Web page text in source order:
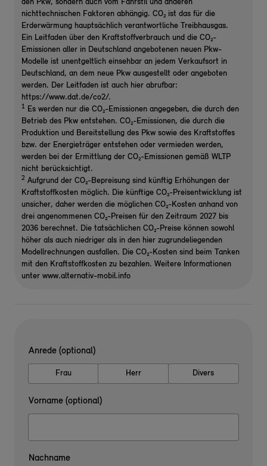
den Pkw, sondern auch vom Fahrstil und anderen
nichttechnischen Faktoren abhängig. CO₂ ist das für die
Erderwärmung hauptsächlich verantwortliche Treibhausgas.
Ein Leitfaden über den Kraftstoffverbrauch und die CO₂-
Emissionen aller in Deutschland angebotenen neuen Pkw-
Modelle ist unentgeltlich einsehbar an jedem Verkaufsort in
Deutschland, an dem neue Pkw ausgestellt oder angeboten
werden. Der Leitfaden ist auch hier abrufbar:
https://www.dat.de/co2/.
1 Es werden nur die CO₂-Emissionen angegeben, die durch den
Betrieb des Pkw entstehen. CO₂-Emissionen, die durch die
Produktion und Bereitstellung des Pkw sowie des Kraftstoffes
bzw. der Energieträger entstehen oder vermieden werden,
werden bei der Ermittlung der CO₂-Emissionen gemäß WLTP
nicht berücksichtigt.
2 Aufgrund der CO₂-Bepreisung sind künftig Erhöhungen der
Kraftstoffkosten möglich. Die künftige CO₂-Preisentwicklung ist
unsicher, daher werden die möglichen CO₂-Kosten anhand von
drei angenommenen CO₂-Preisen für den Zeitraum 2027 bis
2036 berechnet. Die tatsächlichen CO₂-Preise können sowohl
höher als auch niedriger als in den hier zugrundeliegenden
Modellrechnungen ausfallen. Die CO₂-Kosten sind beim Tanken
mit den Kraftstoffkosten zu bezahlen. Weitere Informationen
unter www.alternativ-mobil.info
Anrede (optional)
Frau Herr Divers
Vorname (optional)
Nachname